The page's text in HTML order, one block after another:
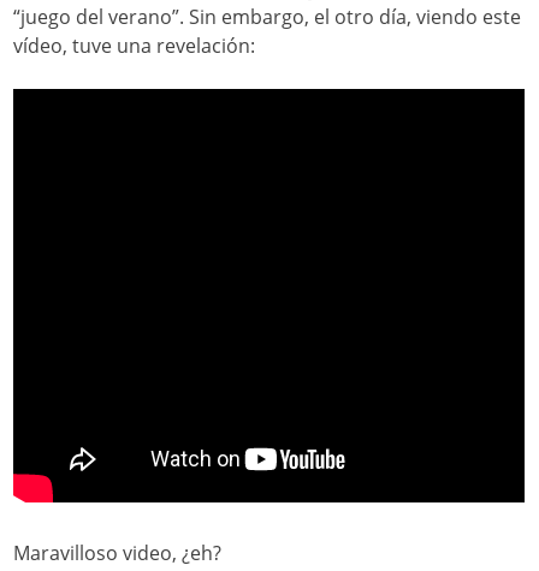
“juego del verano”. Sin embargo, el otro día, viendo este
vídeo, tuve una revelación:
Maravilloso video, ¿eh?